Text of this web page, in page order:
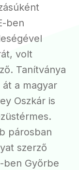
ben
volt
Tanítványa
a magyar
Oszkár is
párosban
szerző
ben Győrbe